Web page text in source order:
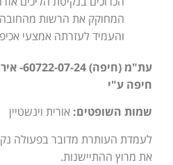
המחוקק את הרשות
והעמיד לעזרתה אמצעי
עת"מ
חיפה ע"י
שמות השופטים: אורית וינשטיין
לעמדת העותרת מדובר בפעולה
את מרוץ ההתיישנות.